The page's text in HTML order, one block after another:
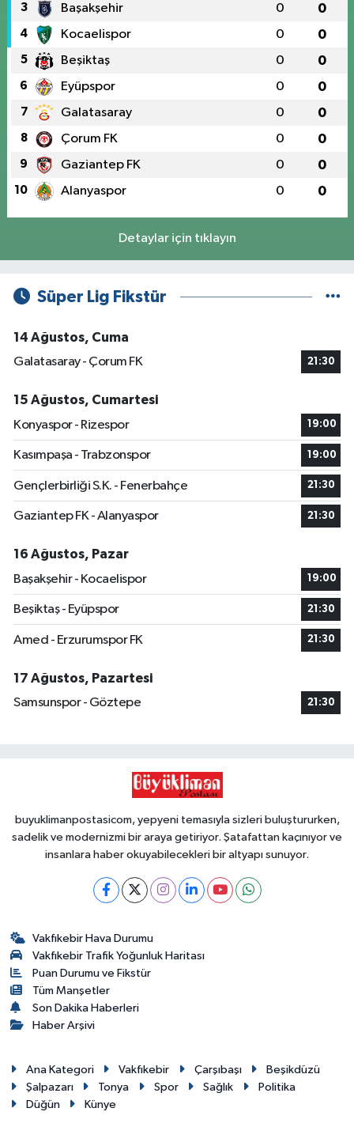
3 Başakşehir 0 0
4 Kocaelispor 0 0
5 Beşiktaş 0 0
6 Eyüpspor 0 0
7 Galatasaray 0 0
8 Çorum FK 0 0
9 Gaziantep FK 0 0
10 Alanyaspor 0 0
Detaylar için tıklayın
Süper Lig Fikstür
14 Ağustos, Cuma
Galatasaray - Çorum FK
21:30
15 Ağustos, Cumartesi
Konyaspor - Rizespor
19:00
Kasımpaşa - Trabzonspor 19:00
Gençlerbirliği S.K. - Fenerbahçe 21:30
Gaziantep FK - Alanyaspor 21:30
16 Ağustos, Pazar
Başakşehir - Kocaelispor
19:00
Beşiktaş - Eyüpspor 21:30
Amed - Erzurumspor FK 21:30
17 Ağustos, Pazartesi
Samsunspor - Göztepe
21:30
buyuklimanpostasicom, yepyeni temasıyla sizleri buluştururken,
sadelik ve modernizmi bir araya getiriyor. Şatafattan kaçınıyor ve
insanlara haber okuyabilecekleri bir altyapı sunuyor.
Vakfıkebir Hava Durumu
Vakfıkebir Trafik Yoğunluk Haritası
Puan Durumu ve Fikstür
Tüm Manşetler
Son Dakika Haberleri
Haber Arşivi
Ana Kategori Vakfıkebir Çarşıbaşı
Beşikdüzü
Şalpazarı
Tonya Spor Sağlık
Politika
Düğün
Künye